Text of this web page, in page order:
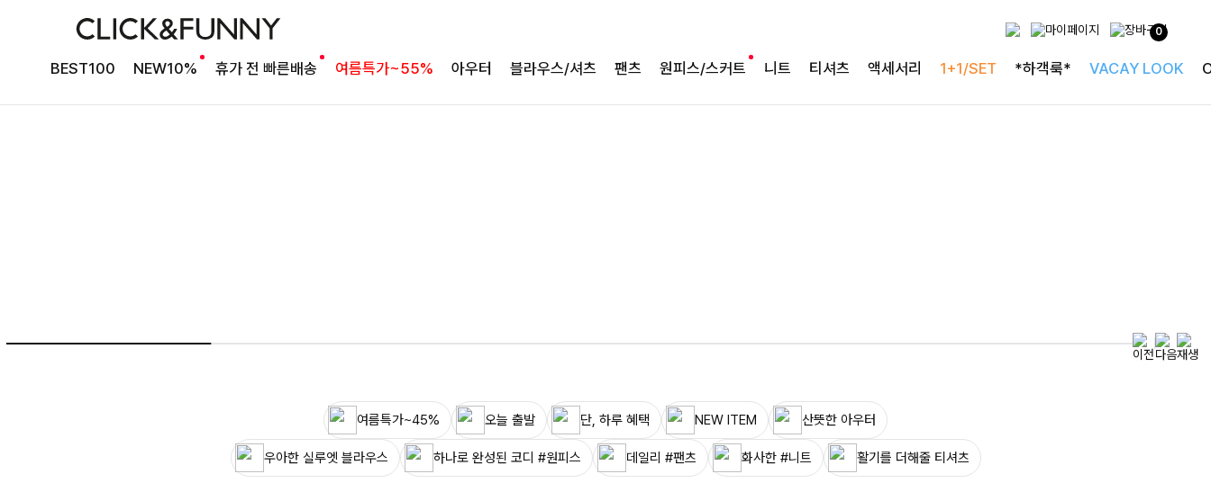
0
BEST100 NEW10% 휴가 전 빠른배송 여름특가~55% 아우터 블라우스/셔츠 팬츠 원피스/스커트 니트 티셔츠 액세서리 1+1/SET *하객룩* VACAY LOOK
여름의 끝을 완성할
감각적인 원피스
특별한 날을 빛내는
하객룩의 정석
여름특가~45% 오늘 출발 단, 하루 혜택 NEW ITEM 산뜻한 아우터
우아한 실루엣 블라우스 하나로 완성된 코디 #원피스 데일리 #팬츠 화사한 #니트 활기를 더해줄 티셔츠